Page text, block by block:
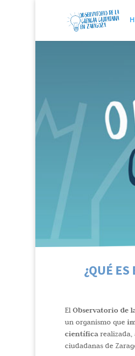
¿QUÉ ES
El Observatorio de
un organismo que
científicarealizada,
ciudadanas de